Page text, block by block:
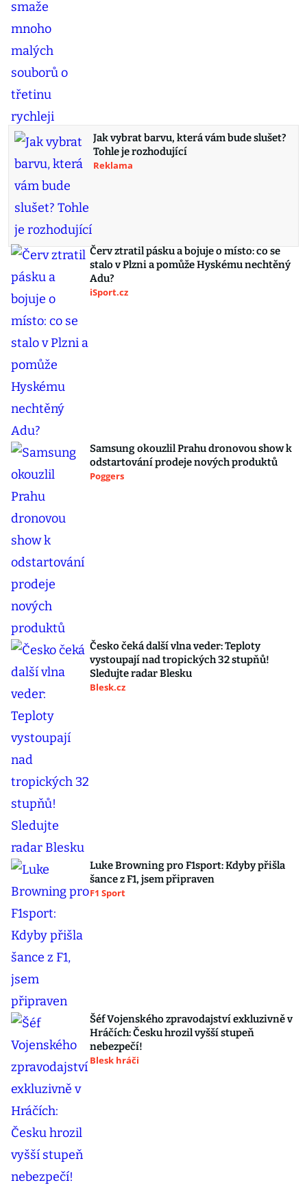
Jak vybrat barvu, která vám bude slušet?
Tohle je rozhodující
Reklama
Červ ztratil pásku a bojuje o místo: co se
stalo v Plzni a pomůže Hyskému nechtěný
Adu?
iSport.cz
Samsung okouzlil Prahu dronovou show k
odstartování prodeje nových produktů
Poggers
Česko čeká další vlna veder: Teploty
vystoupají nad tropických 32 stupňů!
Sledujte radar Blesku
Blesk.cz
Luke Browning pro F1sport: Kdyby přišla
šance z F1, jsem připraven
F1 Sport
Šéf Vojenského zpravodajství exkluzivně v
Hráčích: Česku hrozil vyšší stupeň
nebezpečí!
Blesk hráči